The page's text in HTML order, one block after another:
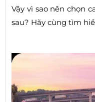
Vậy vì sao nên chọn
sau? Hãy cùng tìm